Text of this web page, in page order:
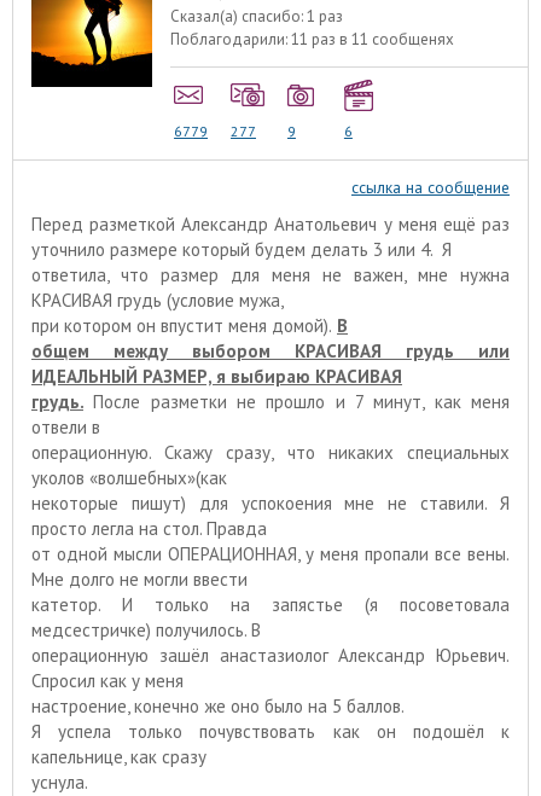
Сказал(а) спасибо:1 раз
Поблагодарили:11 раз в 11 сообщенях
6779 277 9 6
ссылка на сообщение
Перед разметкой Александр Анатольевич у меня ещё раз
уточнило размере который будем делать 3 или 4. Я
ответила, что размер для меня не важен, мне нужна
КРАСИВАЯ грудь (условие мужа,
при котором он впустит меня домой). В
общем между выбором КРАСИВАЯ грудь или
ИДЕАЛЬНЫЙ РАЗМЕР, я выбираю КРАСИВАЯ
грудь. После разметки не прошло и 7 минут, как меня
отвели в
операционную. Скажу сразу, что никаких специальных
уколов «волшебных»(как
некоторые пишут) для успокоения мне не ставили. Я
просто легла на стол. Правда
от одной мысли ОПЕРАЦИОННАЯ, у меня пропали все вены.
Мне долго не могли ввести
катетор. И только на запястье (я посоветовала
медсестричке) получилось. В
операционную зашёл анастазиолог Александр Юрьевич.
Спросил как у меня
настроение, конечно же оно было на 5 баллов.
Я успела только почувствовать как он подошёл к
капельнице, как сразу
уснула.